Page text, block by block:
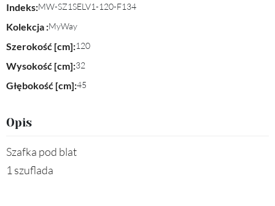
Indeks:MW-SZ1SELV1-120-F134
Kolekcja :MyWay
Szerokość [cm]:120
Wysokość [cm]:32
Głębokość [cm]:45
Opis
Szafka pod blat
1 szuflada